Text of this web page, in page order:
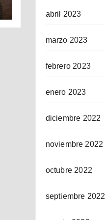
abril 2023
marzo 2023
febrero 2023
enero 2023
diciembre 2022
noviembre 2022
octubre 2022
septiembre 2022